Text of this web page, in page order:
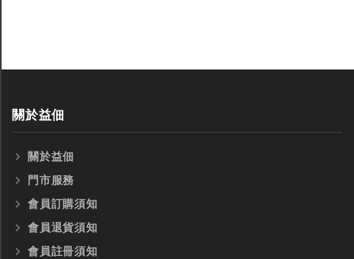
關於益佃
關於益佃
門市服務
會員訂購須知
會員退貨須知
會員註冊須知